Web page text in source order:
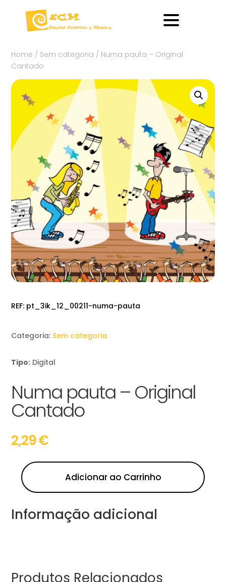
Home / Sem categoria / Numa pauta – Original
Cantado
REF: pt_3ik_12_00211-numa-pauta
Categoria: Sem categoria
Tipo: Digital
Numa pauta – Original
Cantado
2,29€
Adicionar ao Carrinho
Informação adicional
Produtos Relacionados